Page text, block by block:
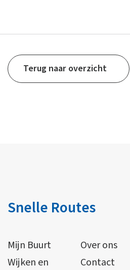
Terug naar overzicht
Snelle Routes
Mijn Buurt
Over ons
Wijken en
Contact